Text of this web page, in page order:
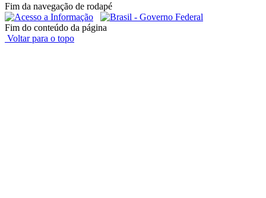
Fim da navegação de rodapé
Fim do conteúdo da página
Voltar para o topo